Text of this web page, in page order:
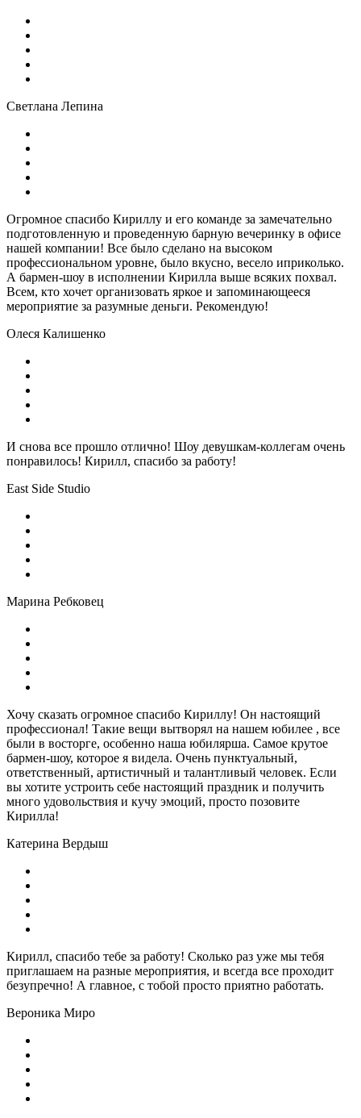
Светлана Лепина
Огромное спасибо Кириллу и его команде за замечательно
подготовленную и проведенную барную вечеринку в офисе
нашей компании! Все было сделано на высоком
профессиональном уровне, было вкусно, весело иприколько.
А бармен-шоу в исполнении Кирилла выше всяких похвал.
Всем, кто хочет организовать яркое и запоминающееся
мероприятие за разумные деньги. Рекомендую!
Олеся Калишенко
И снова все прошло отлично! Шоу девушкам-коллегам очень
понравилось! Кирилл, спасибо за работу!
East Side Studio
Марина Ребковец
Хочу сказать огромное спасибо Кириллу! Он настоящий
профессионал! Такие вещи вытворял на нашем юбилее , все
были в восторге, особенно наша юбилярша. Самое крутое
бармен-шоу, которое я видела. Очень пунктуальный,
ответственный, артистичный и талантливый человек. Если
вы хотите устроить себе настоящий праздник и получить
много удовольствия и кучу эмоций, просто позовите
Кирилла!
Катерина Вердыш
Кирилл, спасибо тебе за работу! Сколько раз уже мы тебя
приглашаем на разные мероприятия, и всегда все проходит
безупречно! А главное, с тобой просто приятно работать.
Вероника Миро